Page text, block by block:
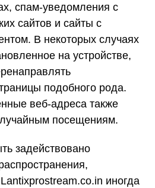
спам-уведомления с
сайтов и сайты с
В некоторых случаях
на устройстве,
подобного рода.
веб-адреса также
посещениям.
задействовано
иногда